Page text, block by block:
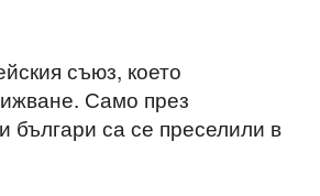
съюз, което
Само през
българи са се преселили в